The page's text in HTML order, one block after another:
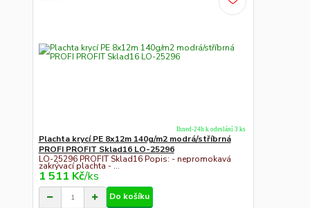
Plachta krycí PE 8x12m 140g/m2 modrá/stříbrná
PROFI PROFIT Sklad16 LO-25296
LO-25296 PROFIT Sklad16 Popis: - nepromokavá
zakrývací plachta - ...
1 511 Kč/ks
Ihned-24h k odeslání 3 ks
Do košíku